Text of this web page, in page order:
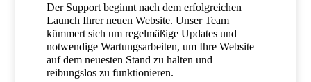
Der Support beginnt nach dem erfolgreichen
Launch Ihrer neuen Website. Unser Team
kümmert sich um regelmäßige Updates und
notwendige Wartungsarbeiten, um Ihre Website
auf dem neuesten Stand zu halten und
reibungslos zu funktionieren.